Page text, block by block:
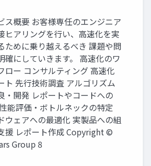
ス概要 お客様専任のエンジニア
ヒアリングを行い、高速化を実
ために乗り越えるべき 課題や問
確にしていきます。 高速化のワ
ロー コンサルティング 高速化
ト 先行技術調査 アルゴリズム
・開発 レポートやコードへの
能評価・ボトルネックの特定
ウェアへの最適化 実製品への組
援 レポート作成 Copyright ©
Group 8